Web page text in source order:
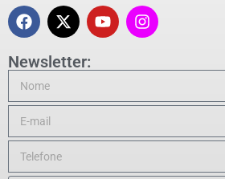
Newsletter: